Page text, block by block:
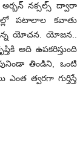
నక్సల్స్ ద్వారా
పటాలాల కవాతు
యోచన. యోజన..
అది ఉపకరిస్తుంది
తిండిని, ఒంటి
త్వరగా గుర్తిస్తే